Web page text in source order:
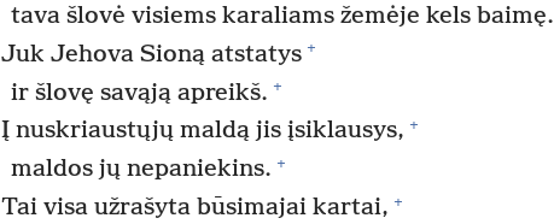
tava šlovė visiems karaliams žemėje kels baimę.
Juk Jehova Sioną atstatys +
ir šlovę savąją apreikš. +
Į nuskriaustųjų maldą jis įsiklausys, +
maldos jų nepaniekins. +
Tai visa užrašyta būsimajai kartai, +